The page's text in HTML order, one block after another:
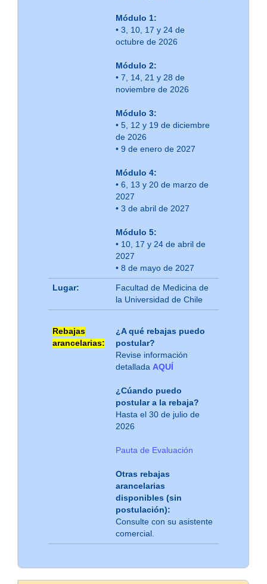
Módulo 1:
• 3, 10, 17 y 24 de
octubre de 2026
Módulo 2:
• 7, 14, 21 y 28 de
noviembre de 2026
Módulo 3:
• 5, 12 y 19 de diciembre
de 2026
• 9 de enero de 2027
Módulo 4:
• 6, 13 y 20 de marzo de
2027
• 3 de abril de 2027
Módulo 5:
• 10, 17 y 24 de abril de
2027
• 8 de mayo de 2027
Lugar:
Facultad de Medicina de
la Universidad de Chile
Rebajas
arancelarias:
¿A qué rebajas puedo
postular?
Revise información
detallada AQUÍ
¿Cúando puedo
postular a la rebaja?
Hasta el 30 de julio de
2026
Pauta de Evaluación
Otras rebajas
arancelarias
disponibles (sin
postulación):
Consulte con su asistente
comercial.